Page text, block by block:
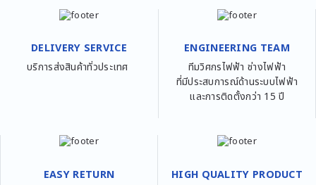
DELIVERY SERVICE
บริการส่งสินค้าทั่วประเทศ
ENGINEERING TEAM
ทีมวิศกรไฟฟ้า ช่างไฟฟ้า
ที่มีประสบการณ์ด้านระบบไฟฟ้า
และการติดตั้งกว่า 15 ปี
EASY RETURN
HIGH QUALITY PRODUCT